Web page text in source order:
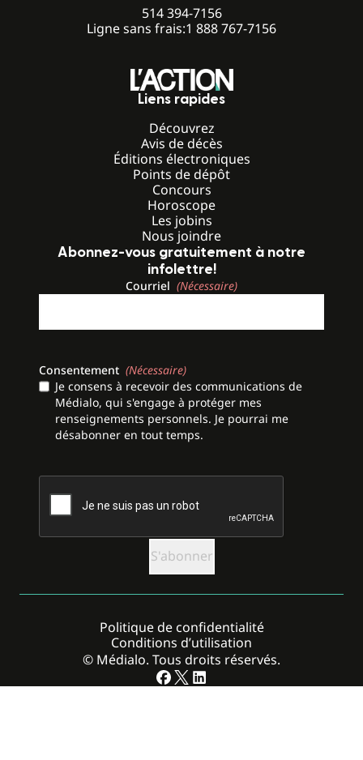
514 394-7156
Ligne sans frais:1 888 767-7156
Liens rapides
Découvrez
Avis de décès
Éditions électroniques
Points de dépôt
Concours
Horoscope
Les jobins
Nous joindre
Abonnez-vous gratuitement à notre
infolettre!
Courriel (Nécessaire)
Consentement (Nécessaire)
Je consens à recevoir des communications de
Médialo, qui s'engage à protéger mes
renseignements personnels. Je pourrai me
désabonner en tout temps.
CAPTCHA
© Médialo. Tous droits réservés.
Politique de confidentialité
Conditions d’utilisation